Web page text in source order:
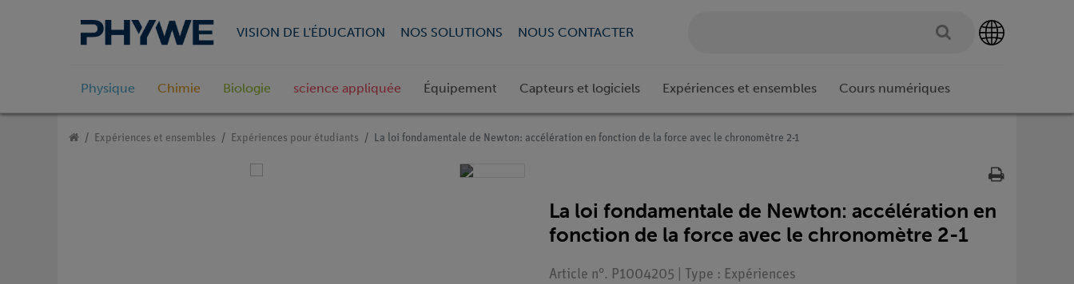
VISION DE L'ÉDUCATION NOS SOLUTIONS NOUS CONTACTER
Physique Chimie Biologie science appliquée Équipement Capteurs et logiciels Expériences et ensembles Cours numériques
Expériences et ensembles Expériences pour étudiants La loi fondamentale de Newton: accélération en fonction de la force avec le chronomètre 2-1
La loi fondamentale de Newton: accélération en
fonction de la force avec le chronomètre 2-1
Article n°. P1004205 | Type : Expériences